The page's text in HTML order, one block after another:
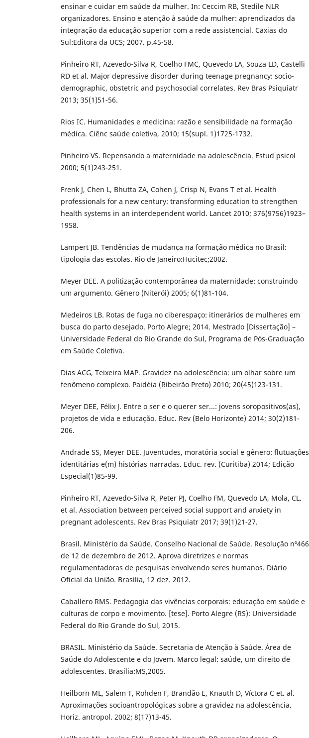
ensinar e cuidar em saúde da mulher. In: Ceccim RB, Stedile NLR
organizadores. Ensino e atenção à saúde da mulher: aprendizados da
integração da educação superior com a rede assistencial. Caxias do
Sul:Editora da UCS; 2007. p.45-58.
Pinheiro RT, Azevedo-Silva R, Coelho FMC, Quevedo LA, Souza LD, Castelli
RD et al. Major depressive disorder during teenage pregnancy: socio-
demographic, obstetric and psychosocial correlates. Rev Bras Psiquiatr
2013; 35(1)51-56.
Rios IC. Humanidades e medicina: razão e sensibilidade na formação
médica. Ciênc saúde coletiva, 2010; 15(supl. 1)1725-1732.
Pinheiro VS. Repensando a maternidade na adolescência. Estud psicol
2000; 5(1)243-251.
Frenk J, Chen L, Bhutta ZA, Cohen J, Crisp N, Evans T et al. Health
professionals for a new century: transforming education to strengthen
health systems in an interdependent world. Lancet 2010; 376(9756)1923–
1958.
Lampert JB. Tendências de mudança na formação médica no Brasil:
tipologia das escolas. Rio de Janeiro:Hucitec;2002.
Meyer DEE. A politização contemporânea da maternidade: construindo
um argumento. Gênero (Niterói) 2005; 6(1)81-104.
Medeiros LB. Rotas de fuga no ciberespaço: itinerários de mulheres em
busca do parto desejado. Porto Alegre; 2014. Mestrado [Dissertação] –
Universidade Federal do Rio Grande do Sul, Programa de Pós-Graduação
em Saúde Coletiva.
Dias ACG, Teixeira MAP. Gravidez na adolescência: um olhar sobre um
fenômeno complexo. Paidéia (Ribeirão Preto) 2010; 20(45)123-131.
Meyer DEE, Félix J. Entre o ser e o querer ser...: jovens soropositivos(as),
projetos de vida e educação. Educ. Rev (Belo Horizonte) 2014; 30(2)181-
206.
Andrade SS, Meyer DEE. Juventudes, moratória social e gênero: flutuações
identitárias e(m) histórias narradas. Educ. rev. (Curitiba) 2014; Edição
Especial(1)85-99.
Pinheiro RT, Azevedo-Silva R, Peter PJ, Coelho FM, Quevedo LA, Mola, CL.
et al. Association between perceived social support and anxiety in
pregnant adolescents. Rev Bras Psiquiatr 2017; 39(1)21-27.
Brasil. Ministério da Saúde. Conselho Nacional de Saúde. Resolução nº466
de 12 de dezembro de 2012. Aprova diretrizes e normas
regulamentadoras de pesquisas envolvendo seres humanos. Diário
Oficial da União. Brasília, 12 dez. 2012.
Caballero RMS. Pedagogia das vivências corporais: educação em saúde e
culturas de corpo e movimento. [tese]. Porto Alegre (RS): Universidade
Federal do Rio Grande do Sul, 2015.
BRASIL. Ministério da Saúde. Secretaria de Atenção à Saúde. Área de
Saúde do Adolescente e do Jovem. Marco legal: saúde, um direito de
adolescentes. Brasília:MS,2005.
Heilborn ML, Salem T, Rohden F, Brandão E, Knauth D, Víctora C et. al.
Aproximações socioantropológicas sobre a gravidez na adolescência.
Horiz. antropol. 2002; 8(17)13-45.